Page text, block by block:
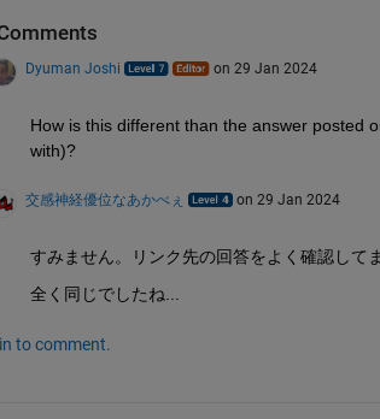
Dyuman Joshi on 29 Jan 2024
How is this different than the answer posted
with)?
交感神経優位なあかべぇ on 29 Jan 2024
すみません。リンク先の回答をよく確認して
全く同じでしたね...
to comment.